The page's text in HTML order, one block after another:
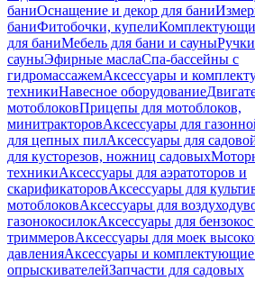
баниОснащение и декор для бани
баниФитобочки, купели
для баниМебель для бани и сауны
сауныЭфирные маслаСпа-бассейны с
гидромассажемАксессуары и
техникиНавесное оборудование
мотоблоковПрицепы для мотоблоков,
минитракторовАксессуары для
для цепных пилАксессуары для
для кусторезов, ножниц садовых
техникиАксессуары для аэратоторов и
скарификаторовАксессуары для
мотоблоковАксессуары для
газонокосилокАксессуары для
триммеровАксессуары для моек
давленияАксессуары и
опрыскивателейЗапчасти для садовых